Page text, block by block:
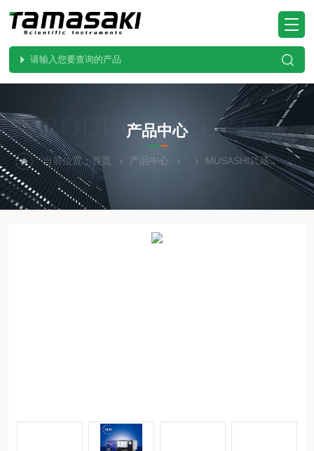
PRODUCTS CENTER
产品中心
当前位置：首页 产品中心 MUSASHI武藏 ML-